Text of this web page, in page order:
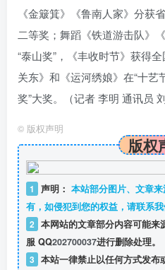
《金簸箕》《鲁南人家》分获
二等奖；舞蹈《铁道游击队》
“泰山奖”，《丰收时节》获得
关东》和《运河绣娘》在“十艺
奖”大奖。（记者 李明 通讯员
© 版权声明
版权
1 声明： 本站部分图片、文章
有，如侵犯到您的权益，请联系我
2 本网站的文章部分内容可能来
服 QQ202700037进行删除处理。
3 本站一律禁止以任何方式发布